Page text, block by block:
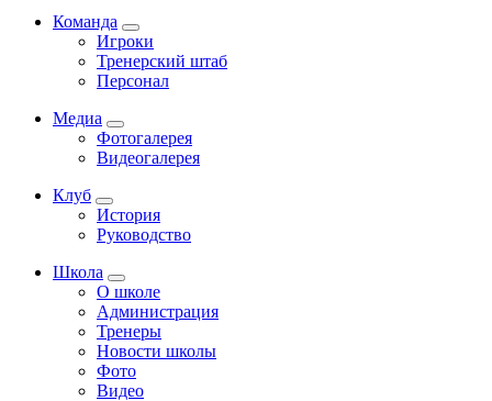
Команда
Игроки
Тренерский штаб
Персонал
Медиа
Фотогалерея
Видеогалерея
Клуб
История
Руководство
Школа
О школе
Администрация
Тренеры
Новости школы
Фото
Видео